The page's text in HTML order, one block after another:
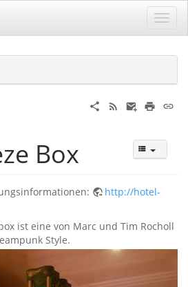
Box
http://hotel-
ist eine von Marc und Tim Rocholl
Style.